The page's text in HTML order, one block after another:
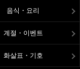
음식・요리
계절・이벤트
화살표・기호